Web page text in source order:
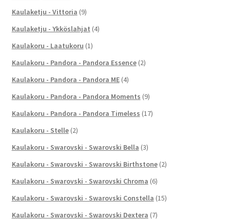
Kaulaketju - Vittoria (9)
Kaulaketju - Ykköslahjat (4)
Kaulakoru - Laatukoru (1)
Kaulakoru - Pandora - Pandora Essence (2)
Kaulakoru - Pandora - Pandora ME (4)
Kaulakoru - Pandora - Pandora Moments (9)
Kaulakoru - Pandora - Pandora Timeless (17)
Kaulakoru - Stelle (2)
Kaulakoru - Swarovski - Swarovski Bella (3)
Kaulakoru - Swarovski - Swarovski Birthstone (2)
Kaulakoru - Swarovski - Swarovski Chroma (6)
Kaulakoru - Swarovski - Swarovski Constella (15)
Kaulakoru - Swarovski - Swarovski Dextera (7)